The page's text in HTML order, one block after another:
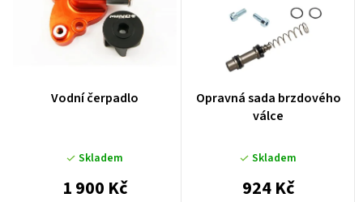
Vodní čerpadlo
Skladem
1 900 Kč
Opravná sada brzdového
válce
Skladem
924 Kč